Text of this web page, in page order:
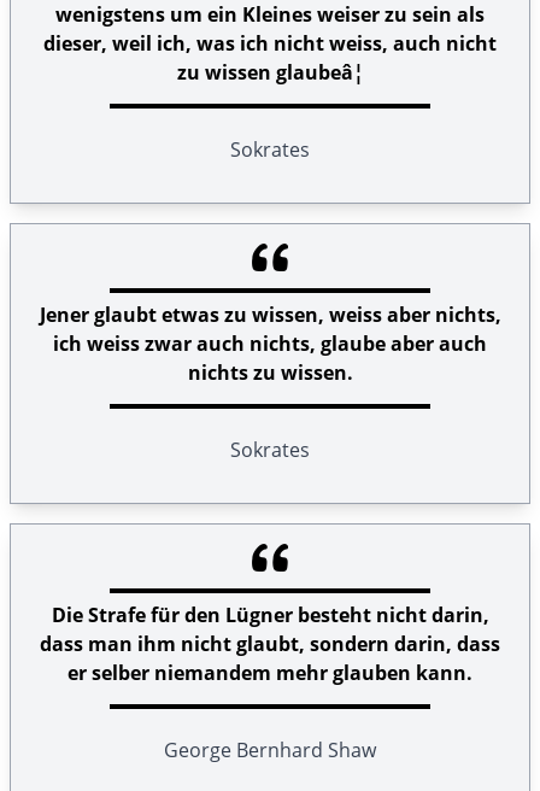
wenigstens um ein Kleines weiser zu sein als
dieser, weil ich, was ich nicht weiss, auch nicht
zu wissen glaubeâ¦
Sokrates
Jener glaubt etwas zu wissen, weiss aber nichts,
ich weiss zwar auch nichts, glaube aber auch
nichts zu wissen.
Sokrates
Die Strafe für den Lügner besteht nicht darin,
dass man ihm nicht glaubt, sondern darin, dass
er selber niemandem mehr glauben kann.
George Bernhard Shaw